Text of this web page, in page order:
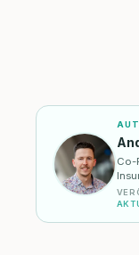
Co-